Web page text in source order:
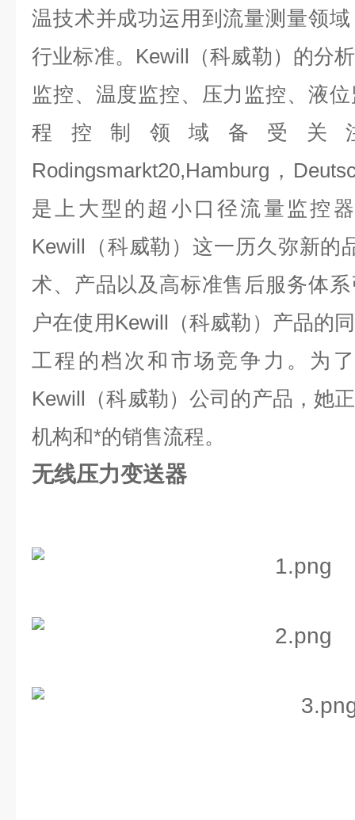
温技术并成功运用到流量测量领
行业标准。Kewill（科威勒）的分
监控、温度监控、压力监控、液
程控制领域备受关
Rodingsmarkt20,Hamburg，
是上大型的超小口径流量监控
Kewill（科威勒）这一历久弥新的
术、产品以及高标准售后服务体
户在使用Kewill（科威勒）产品的
工程的档次和市场竞争力。为
Kewill（科威勒）公司的产品，她
机构和*的销售流程。
无线压力变送器